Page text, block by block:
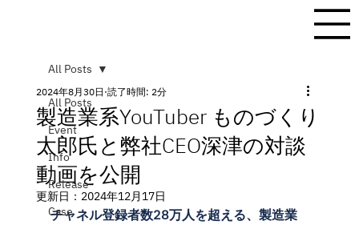
All Posts
Event
Info
Release
Case
All Posts
製造業系YouTuber ものづくり
太郎氏と弊社CEO深津の対談
動画を公開
2024年8月30日 読了時間: 2分
更新日： 2024年12月17日
チャネル登録者数28万人を超える、製造業